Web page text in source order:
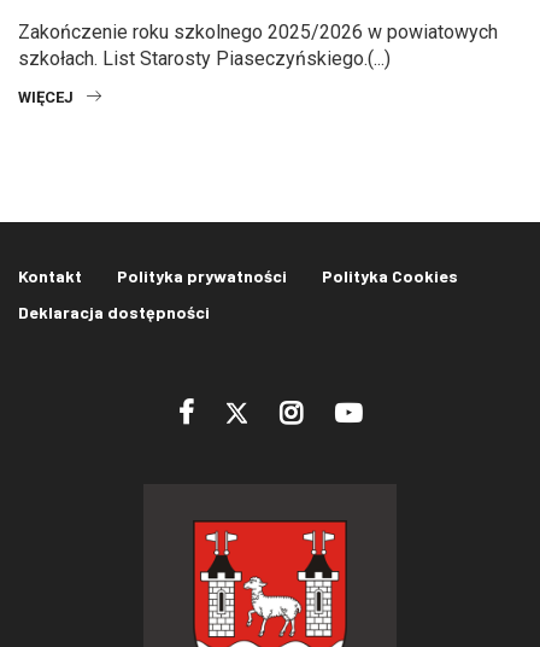
Zakończenie roku szkolnego 2025/2026 w powiatowych
szkołach. List Starosty Piaseczyńskiego.(...)
WIĘCEJ
Kontakt Polityka prywatności
Polityka Cookies
Deklaracja dostępności